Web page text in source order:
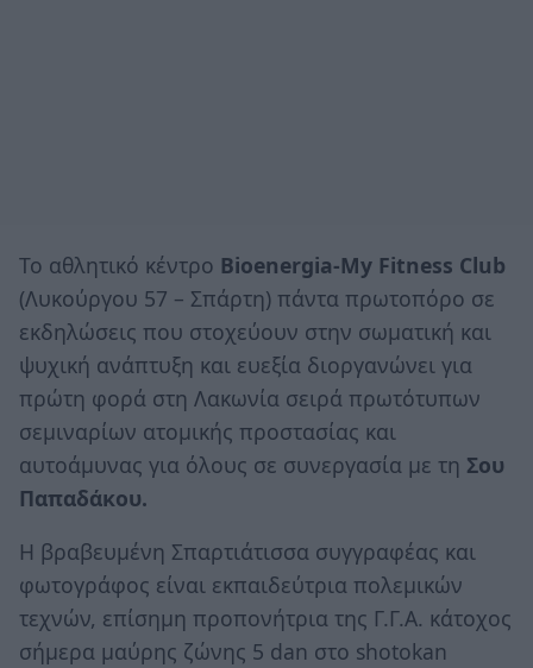
Το αθλητικό κέντρο Bioenergia-My Fitness Club
(Λυκούργου 57 – Σπάρτη) πάντα πρωτοπόρο σε
εκδηλώσεις που στοχεύουν στην σωματική και
ψυχική ανάπτυξη και ευεξία διοργανώνει για
πρώτη φορά στη Λακωνία σειρά πρωτότυπων
σεμιναρίων ατομικής προστασίας και
αυτοάμυνας για όλους σε συνεργασία με τη Σου
Παπαδάκου.
Η βραβευμένη Σπαρτιάτισσα συγγραφέας και
φωτογράφος είναι εκπαιδεύτρια πολεμικών
τεχνών, επίσημη προπονήτρια της Γ.Γ.Α. κάτοχος
σήμερα μαύρης ζώνης 5 dan στο shotokan